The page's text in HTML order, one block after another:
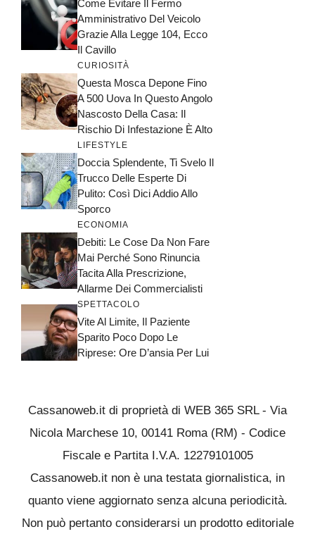
Come Evitare Il Fermo
Amministrativo Del Veicolo
Grazie Alla Legge 104, Ecco
Il Cavillo
CURIOSITÀ
Questa Mosca Depone Fino
A 500 Uova In Questo Angolo
Nascosto Della Casa: Il
Rischio Di Infestazione È Alto
LIFESTYLE
Doccia Splendente, Ti Svelo Il
Trucco Delle Esperte Di
Pulito: Così Dici Addio Allo
Sporco
ECONOMIA
Debiti: Le Cose Da Non Fare
Mai Perché Sono Rinuncia
Tacita Alla Prescrizione,
Allarme Dei Commercialisti
SPETTACOLO
Vite Al Limite, Il Paziente
Sparito Poco Dopo Le
Riprese: Ore D’ansia Per Lui
Cassanoweb.it di proprietà di WEB 365 SRL - Via
Nicola Marchese 10, 00141 Roma (RM) - Codice
Fiscale e Partita I.V.A. 12279101005
Cassanoweb.it non è una testata giornalistica, in
quanto viene aggiornato senza alcuna periodicità.
Non può pertanto considerarsi un prodotto editoriale